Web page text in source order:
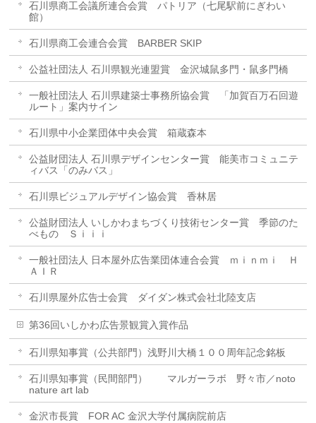
石川県商工会議所連合会賞 パトリア（七尾駅前にぎわい
館）
石川県商工会連合会賞 BARBER SKIP
公益社団法人 石川県観光連盟賞 金沢城鼠多門・鼠多門橋
一般社団法人 石川県建築士事務所協会賞 「加賀百万石回遊
ルート」案内サイン
石川県中小企業団体中央会賞 箱蔵森本
公益財団法人 石川県デザインセンター賞 能美市コミュニテ
ィバス「のみバス」
石川県ビジュアルデザイン協会賞 香林居
公益財団法人 いしかわまちづくり技術センター賞 季節のた
べもの Ｓｉｉｉ
一般社団法人 日本屋外広告業団体連合会賞 ｍｉｎｍｉ Ｈ
ＡＩＲ
石川県屋外広告士会賞 ダイダン株式会社北陸支店
第36回いしかわ広告景観賞入賞作品
石川県知事賞（公共部門）浅野川大橋１００周年記念銘板
石川県知事賞（民間部門） マルガーラボ 野々市／noto
nature art lab
金沢市長賞 FOR AC 金沢大学付属病院前店